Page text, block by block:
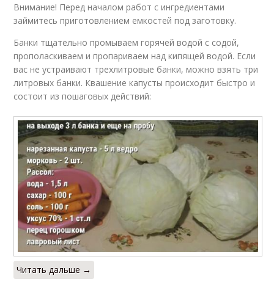
Внимание! Перед началом работ с ингредиентами
займитесь приготовлением емкостей под заготовку.
Банки тщательно промываем горячей водой с содой,
прополаскиваем и пропариваем над кипящей водой. Если
вас не устраивают трехлитровые банки, можно взять три
литровых банки. Квашение капусты происходит быстро и
состоит из пошаговых действий:
Читать дальше →